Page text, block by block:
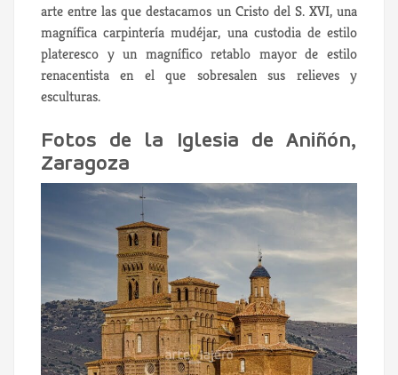
arte entre las que destacamos un Cristo del S. XVI, una
magnífica carpintería mudéjar, una custodia de estilo
plateresco y un magnífico retablo mayor de estilo
renacentista en el que sobresalen sus relieves y
esculturas.
Fotos de la Iglesia de Aniñón,
Zaragoza